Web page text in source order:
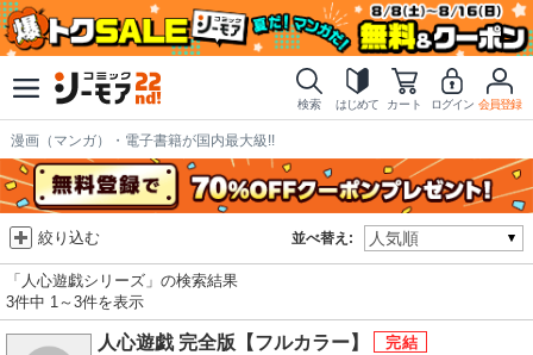
検索 はじめて カート ログイン 会員登録
漫画（マンガ）・電子書籍が国内最大級!!
並べ替え:
絞り込む
「人心遊戯シリーズ」の検索結果
3件中 1～3件を表示
人心遊戯 完全版【フルカラー】